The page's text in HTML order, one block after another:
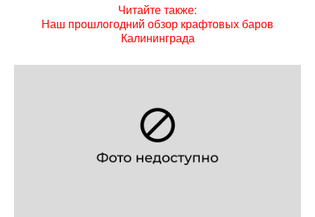
Читайте также:
Наш прошлогодний обзор крафтовых баров
Калининграда